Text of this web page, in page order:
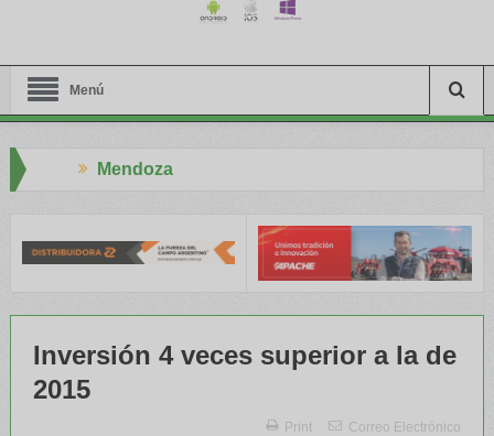
Menú
Inversión 4 veces superior a la de
2015
Print Correo Electrónico